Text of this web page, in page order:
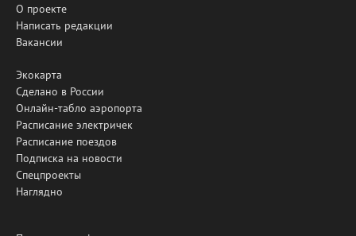
О проекте
Написать редакции
Вакансии
Экокарта
Сделано в России
Онлайн-табло аэропорта
Расписание электричек
Расписание поездов
Подписка на новости
Спецпроекты
Наглядно